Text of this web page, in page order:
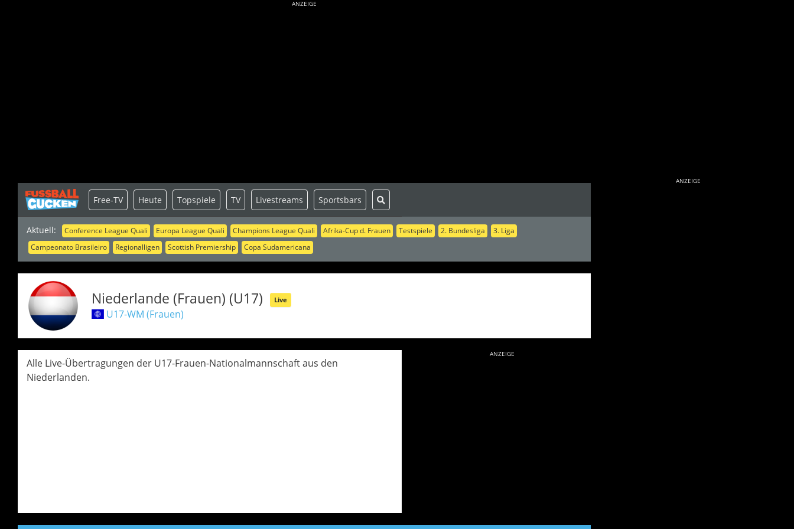
ANZEIGE
Aktuell: Conference League Quali Europa League Quali Champions League Quali Afrika-Cup d. Frauen Testspiele 2. Bundesliga
3. Liga
Campeonato Brasileiro
Regionalligen Scottish Premiership Copa Sudamericana
Free-TV Heute Topspiele TV Livestreams Sportsbars
Niederlande (Frauen) (U17) Live
U17-WM (Frauen)
ANZEIGE
Alle Live-Übertragungen der U17-Frauen-Nationalmannschaft aus den
Niederlanden.
ANZEIGE